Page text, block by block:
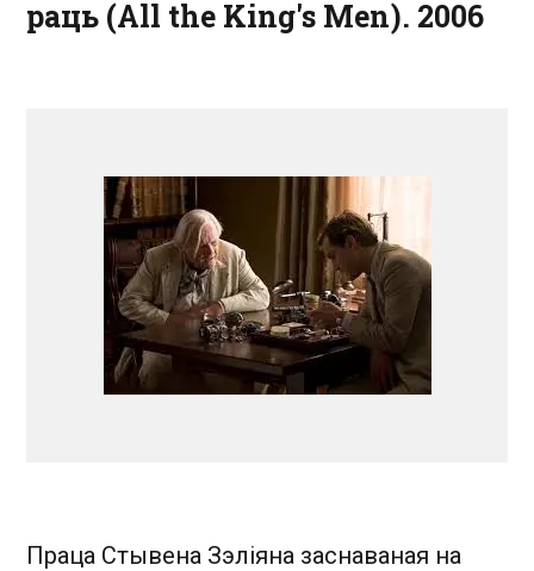
раць (All the King's Men). 2006
Праца Стывена Зэліяна заснаваная на